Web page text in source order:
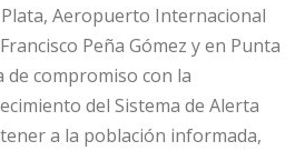
Aeropuerto Internacional
Peña Gómez y en Punta
de compromiso con la
del Sistema de Alerta
a la población informada,